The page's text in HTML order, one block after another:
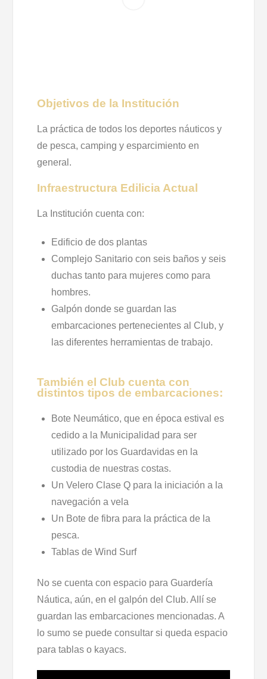
Objetivos de la Institución
La práctica de todos los deportes náuticos y
de pesca, camping y esparcimiento en
general.
Infraestructura Edilicia Actual
La Institución cuenta con:
Edificio de dos plantas
Complejo Sanitario con seis baños y seis
duchas tanto para mujeres como para
hombres.
Galpón donde se guardan las
embarcaciones pertenecientes al Club, y
las diferentes herramientas de trabajo.
También el Club cuenta con
distintos tipos de embarcaciones:
Bote Neumático, que en época estival es
cedido a la Municipalidad para ser
utilizado por los Guardavidas en la
custodia de nuestras costas.
Un Velero Clase Q para la iniciación a la
navegación a vela
Un Bote de fibra para la práctica de la
pesca.
Tablas de Wind Surf
No se cuenta con espacio para Guardería
Náutica, aún, en el galpón del Club. Allí se
guardan las embarcaciones mencionadas. A
lo sumo se puede consultar si queda espacio
para tablas o kayacs.